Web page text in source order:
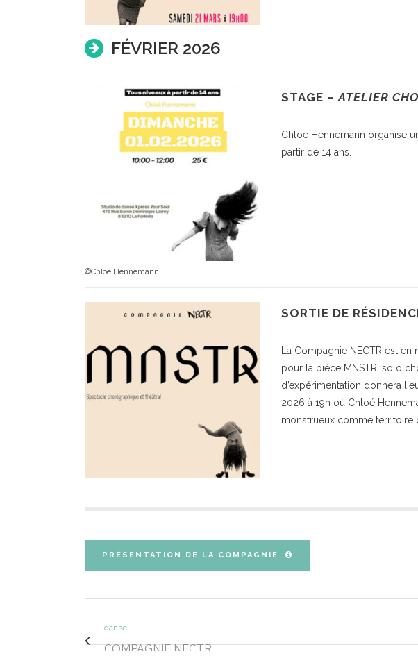
FÉVRIER 2026
©Chloé Hennemann
STAGE – ATELIER
Chloé Hennemann organise
partir de 14 ans.
SORTIE DE
La Compagnie NECTR est
pour la pièce MNSTR, solo
d’expérimentation donnera
2026 à 19h où Chloé
monstrueux comme territoire
PRÉSENTATION DE LA COMPAGNIE
danse
COMPAGNIE NECTR